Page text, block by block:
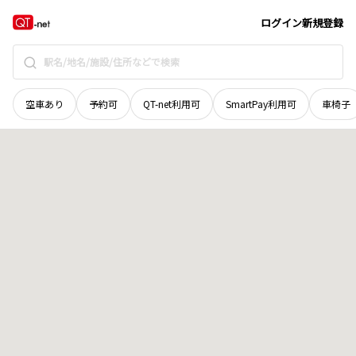
ログイン新規登録
空車あり 予約可 QT-net利用可 SmartPay利用可 車椅子
和歌山県